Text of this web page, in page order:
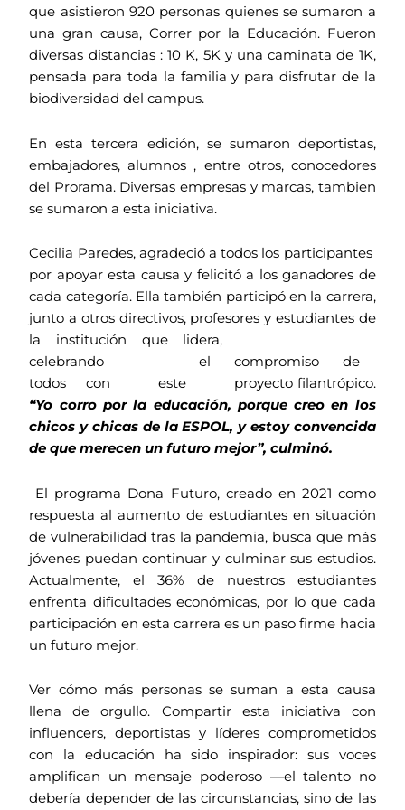
que asistieron 920 personas quienes se sumaron a
una gran causa, Correr por la Educación. Fueron
diversas distancias : 10 K, 5K y una caminata de 1K,
pensada para toda la familia y para disfrutar de la
biodiversidad del campus.
En esta tercera edición, se sumaron deportistas,
embajadores, alumnos , entre otros, conocedores
del Prorama. Diversas empresas y marcas, tambien
se sumaron a esta iniciativa.
Cecilia Paredes, agradeció a todos los participantes
por apoyar esta causa y felicitó a los ganadores de
cada categoría. Ella también participó en la carrera,
junto a otros directivos, profesores y estudiantes de
la institución que lidera,
celebrando el compromiso de
todos con este proyecto filantrópico.
“Yo corro por la educación, porque creo en los
chicos y chicas de la ESPOL, y estoy convencida
de que merecen un futuro mejor”, culminó.
El programa Dona Futuro, creado en 2021 como
respuesta al aumento de estudiantes en situación
de vulnerabilidad tras la pandemia, busca que más
jóvenes puedan continuar y culminar sus estudios.
Actualmente, el 36% de nuestros estudiantes
enfrenta dificultades económicas, por lo que cada
participación en esta carrera es un paso firme hacia
un futuro mejor.
Ver cómo más personas se suman a esta causa
llena de orgullo. Compartir esta iniciativa con
influencers, deportistas y líderes comprometidos
con la educación ha sido inspirador: sus voces
amplifican un mensaje poderoso —el talento no
debería depender de las circunstancias, sino de las